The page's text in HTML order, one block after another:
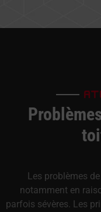
Les problèmes
notamment en
parfois sévères. Les